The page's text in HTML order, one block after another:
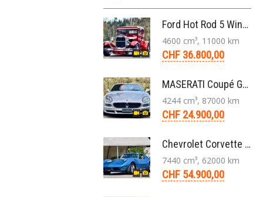
Ford Hot Rod 5 Window 283 V8 4-Gang 1929
4600 cm³, 11000 km
CHF 36.800,00
MASERATI Coupé GT Cambiocorsa 4,2 V8 Aut. 2005
4244 cm³, 87000 km
CHF 24.900,00
Chevrolet Corvette Stingray Targa C3 454-V8 4-Gang 1974
7440 cm³, 62000 km
CHF 54.900,00